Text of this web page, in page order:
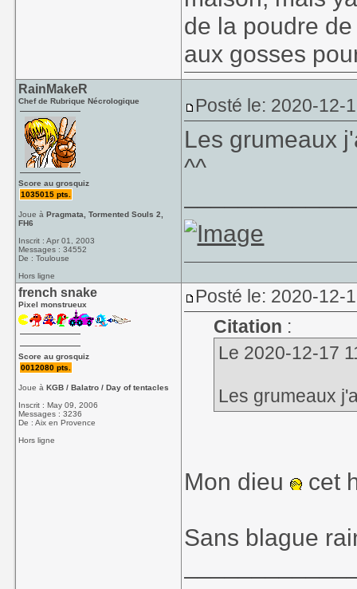
Et ensuite,
la
Et en plus,
dans tous
Mieux
compliqué la
avec un
éviter
J'ai converti
y'en a plus...
version indus
coin de leur
J'ai pas ma
mesure selon
torréfiée, ajout
Michalak
noisettes mais
Sinon "Team
que l'on trouve
de la poudre
aux gosses
RainMakeR
Chef de Rubrique Nécrologique
Score au grosquiz
1035015 pts.
Joue àPragmata, Tormented Souls 2,
FH6
Inscrit : Apr 01, 2003
Messages : 34552
De : Toulouse
Hors ligne
Posté le: 2020-12-
Les grumeaux
^^
french snake
Pixel monstrueux
Score au grosquiz
0012080 pts.
Joue àKGB / Balatro / Day of tentacles
Inscrit : May 09, 2006
Messages : 3236
De : Aix en Provence
Hors ligne
Posté le: 2020-12-
Citation :
Le 2020-12-17
Les grumeaux
Mon dieu cet
Sans blague